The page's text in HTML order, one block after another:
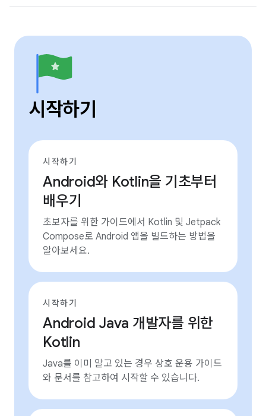
시작하기
시작하기
Android와 Kotlin을 기초부터
배우기
초보자를 위한 가이드에서 Kotlin 및 Jetpack
Compose로 Android 앱을 빌드하는 방법을
알아보세요.
시작하기
Android Java 개발자를 위한
Kotlin
Java를 이미 알고 있는 경우 상호 운용 가이드
와 문서를 참고하여 시작할 수 있습니다.